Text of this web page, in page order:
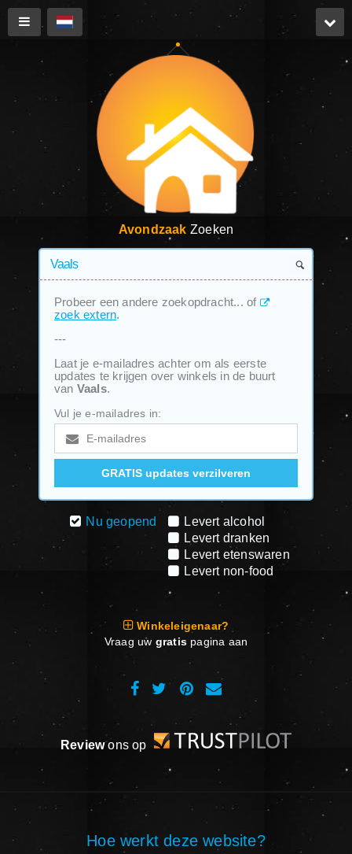
Avondzaak Zoeken
Probeer een andere zoekopdracht... of
zoek extern.
---
Laat je e-mailadres achter om als eerste
updates te krijgen over winkels in de buurt
van Vaals.
Vul je e-mailadres in:
Nu geopend
Levert alcohol
Levert dranken
Levert etenswaren
Levert non-food
Winkeleigenaar?
Vraag uw gratispagina aan
Reviewons op
Hoe werkt deze website?